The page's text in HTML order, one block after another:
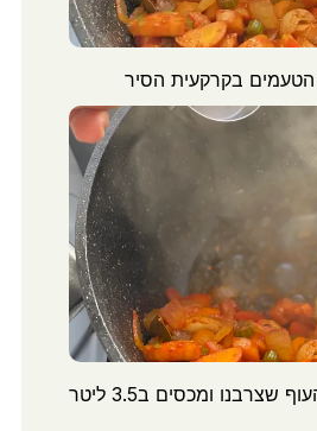
הטעמים בקרקעית הסיר
מצרפים את העוף שצרבנו ומכסים ב3.5 ליטר